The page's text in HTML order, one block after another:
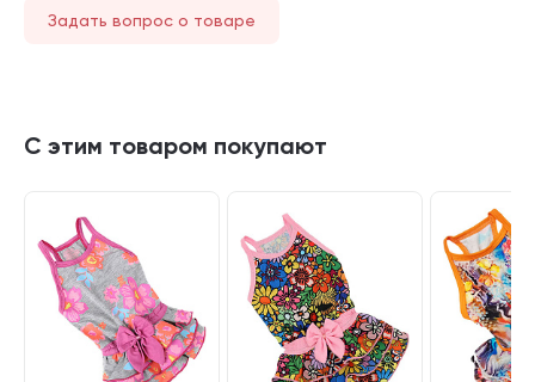
Задать вопрос о товаре
С этим товаром покупают